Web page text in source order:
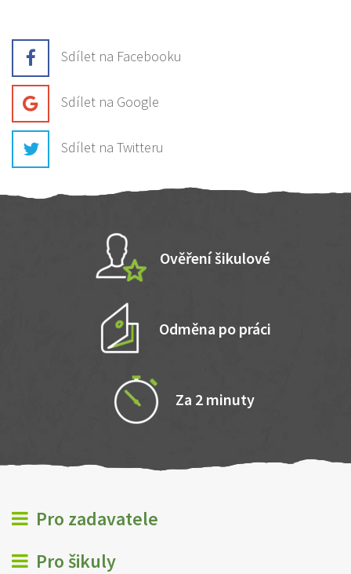
Sdílet na Facebooku
Sdílet na Google
Sdílet na Twitteru
Ověření šikulové
Odměna po práci
Za 2 minuty
Pro zadavatele
Pro šikuly